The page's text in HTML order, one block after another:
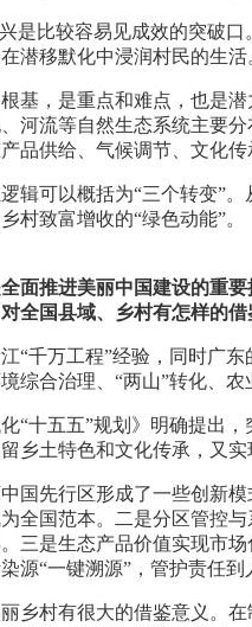
是比较容易见成效的突破
潜移默化中浸润村民的生活
基，是重点和难点，也是
河流等自然生态系统主要
品供给、气候调节、文化
辑可以概括为“三个转变”
村致富增收的“绿色动能”。
面推进美丽中国建设的重
全国县域、乡村有怎样的借
“千万工程”经验，同时广
综合治理、“两山”转化、
“十五五”规划》明确提出
乡土特色和文化传承，又
国先行区形成了一些创新
全国范本。二是分区管控
三是生态产品价值实现市
源“一键溯源”，管护责任
乡村有很大的借鉴意义。